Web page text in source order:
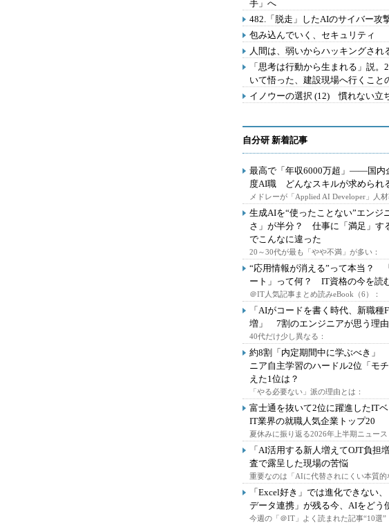
手」へ
482.「脱走」したAIのサイバー攻
包み込んでいく、セキュリティ
人間は、弱いからハッキングされ
「思考は行動から生まれる」説。
いて悟った、建設現場へ行くこと
イノウーの選択 (12) 慣れない立
自分研 新着記事
最高で「年収6000万超」――国内
度AI職 どんなスキルが求められ
メドレーが「Applied AI Developer」人材
生成AIを“使ったことない”エンジ
さ」が半分？ 仕事に「満足」す
でこんなに違った
20～30代が最も「やや不満」が多い：
“応用情報が消える”って本当？
ート」って何？ IT資格の今を読
＠IT人気記事まとめ読みeBook（6）：
「AIがコードを書く時代、新職種
増」 7割のエンジニアが思う理由
40代だけ少し異なる：
約8割「内定期間中に学ぶべき」
ニア自主学習のハードル2位「モ
えた1位は？
「やる必要ない」派の理由とは：
富士通を抜いて2位に躍進したIT
IT業界の就職人気企業トップ20
夏休みに振り返る2026年上半期ニュース
「AI活用する新人増えてOJT負
査で露呈した現場の苦悩
重要なのは「AIに代替されにくい本質的
「Excel好き」では進化できない
データ連携」が残る今、AIをどう
今週の「＠IT」よく読まれた記事“10選”